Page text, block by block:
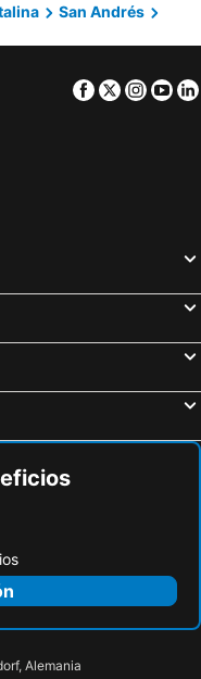
San Andrés
Facebook
Twitter
Alemania